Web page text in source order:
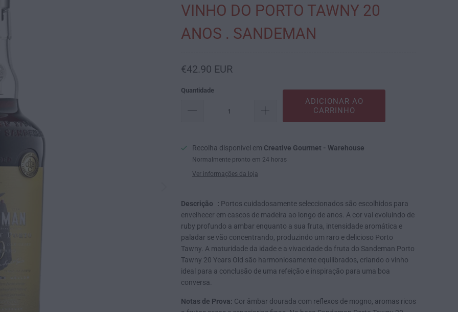
VINHO DO PORTO TAWNY 20
ANOS . SANDEMAN
€42.90 EUR
Quantidade
ADICIONAR AO
CARRINHO
Recolha disponível em Creative Gourmet - Warehouse
Normalmente pronto em 24 horas
Ver informações da loja
Descrição : Portos cuidadosamente seleccionados são escolhidos para
envelhecer em cascos de madeira ao longo de anos. A cor vai evoluindo de
ruby profundo a ambar enquanto a sua fruta, intensidade aromática e
paladar se vão concentrando, produzindo um raro e delicioso Porto
Tawny. A maturidade da idade e a vivacidade da fruta do Sandeman Porto
Tawny 20 Years Old são harmoniosamente equilibrados, criando o vinho
ideal para a conclusão de uma refeição e inspiração para uma boa
conversa.
Notas de Prova: Cor âmbar dourada com reflexos de mogno, aromas ricos